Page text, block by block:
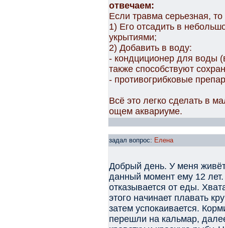
отвечаем:
Если травма серьезная,
1) Его отсадить в
укрытиями;
2) Добавить в воду:
- кондциционер для воды
также способствуют
- противогрибковые
Всё это легко сделать в
ощем аквариуме.
задал вопрос: Елена
Добрый день. У меня
данный момент ему 12
отказывается от еды.
этого начинает плавать
затем успокаивается.
перешли на кальмар,